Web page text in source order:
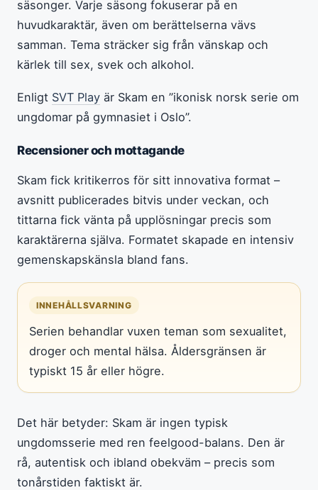
säsonger. Varje säsong fokuserar på en
huvudkaraktär, även om berättelserna vävs
samman. Tema sträcker sig från vänskap och
kärlek till sex, svek och alkohol.
Enligt SVT Play är Skam en ”ikonisk norsk serie om
ungdomar på gymnasiet i Oslo”.
Recensioner och mottagande
Skam fick kritikerros för sitt innovativa format –
avsnitt publicerades bitvis under veckan, och
tittarna fick vänta på upplösningar precis som
karaktärerna själva. Formatet skapade en intensiv
gemenskapskänsla bland fans.
INNEHÅLLSVARNING
Serien behandlar vuxen teman som sexualitet,
droger och mental hälsa. Åldersgränsen är
typiskt 15 år eller högre.
Det här betyder: Skam är ingen typisk
ungdomsserie med ren feelgood-balans. Den är
rå, autentisk och ibland obekväm – precis som
tonårstiden faktiskt är.